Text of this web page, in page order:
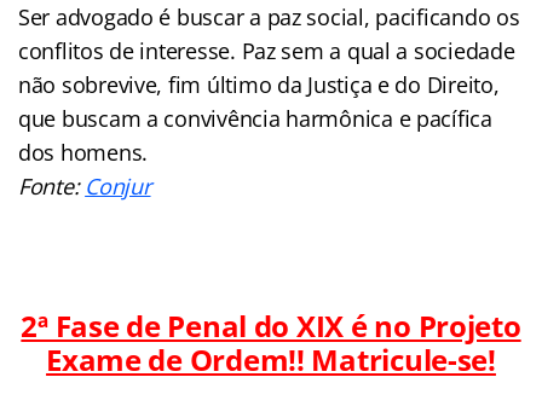
Ser advogado é buscar a paz social, pacificando os
conflitos de interesse. Paz sem a qual a sociedade
não sobrevive, fim último da Justiça e do Direito,
que buscam a convivência harmônica e pacífica
dos homens.
Fonte: Conjur
2ª Fase de Penal do XIX é no Projeto
Exame de Ordem!! Matricule-se!